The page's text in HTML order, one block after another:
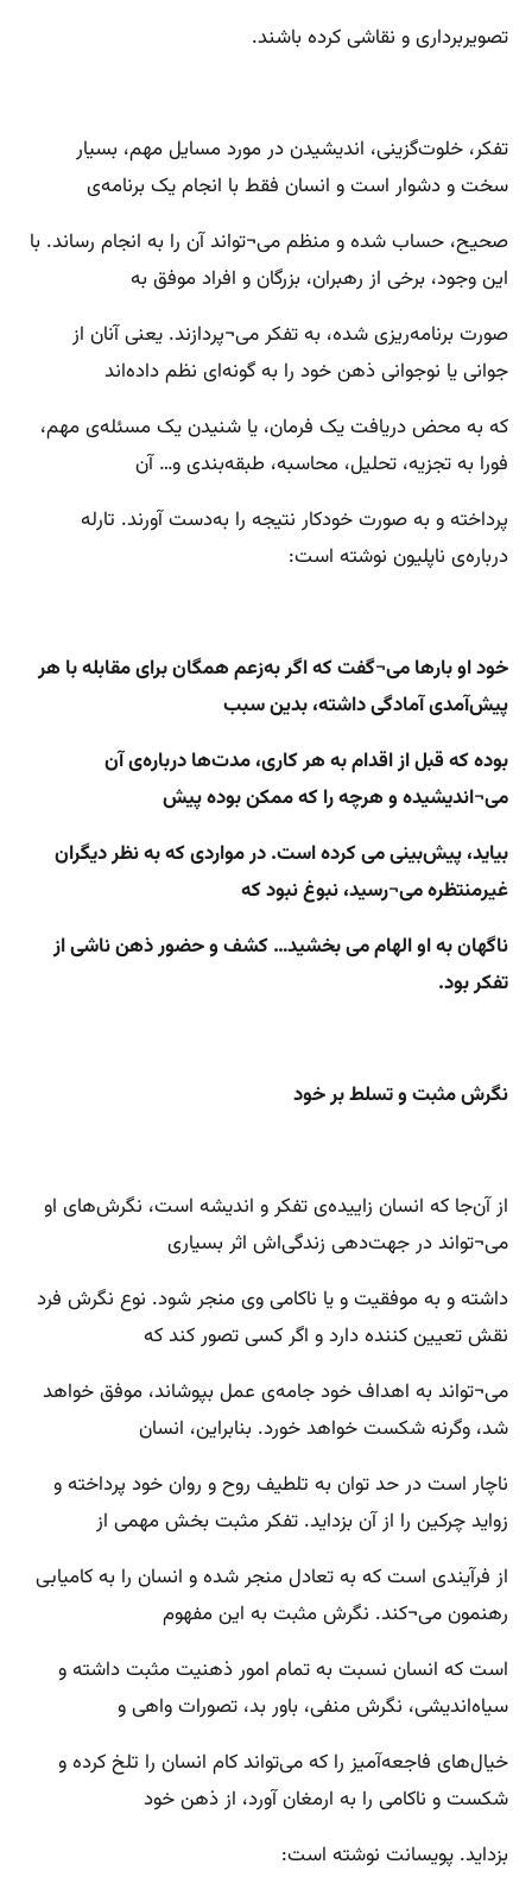
تصویربرداری و نقاشی کرده باشند.
تفکر، خلوت‌گزینی، اندیشیدن در مورد مسایل مهم، بسیار
سخت و دشوار است و انسان فقط با انجام یک برنامه‌ی
صحیح، حساب شده و منظم می¬تواند آن را به انجام رساند. با
این وجود، برخی از رهبران، بزرگان و افراد موفق به
صورت برنامه‌ریزی شده، به تفکر می¬پردازند. یعنی آنان از
جوانی یا نوجوانی ذهن خود را به گونه‌ای نظم داده‌اند
که به محض دریافت یک فرمان، یا شنیدن یک مسئله‌ی مهم،
فورا به تجزیه، تحلیل، محاسبه، طبقه‌بندی و‌… آن
پرداخته و به صورت خودکار نتیجه را به‌دست آورند. تارله
در‌باره‌ی ناپلیون نوشته است:
خود او بارها می¬گفت که اگر به‌زعم همگان برای مقابله با هر
پیش‌آمدی آمادگی داشته، بدین سبب
بوده کهقبل از اقدام به هر کاری، مدت‌ها درباره‌ی آن
می¬اندیشیده و هر‌چه را که ممکن بوده پیش
بیاید، پیش‌بینیمی کرده است. در مواردی که به نظر دیگران
غیر‌منتظره می¬رسید، نبوغ نبود که
ناگهان به او الهاممی بخشید… کشف و حضور ذهن ناشی از
تفکر بود.
نگرش مثبت و تسلط بر خود
از آن‌جا که انسان زاییده‌ی تفکر و اندیشه است، نگرش‌های او
می¬تواند در جهت‌دهی زندگی‌اش اثر بسیاری
داشته و به موفقیت و یا ناکامی وی منجر شود. نوع نگرش فرد
نقش تعیین کننده دارد و اگر کسی تصور کند که
می¬تواند به اهداف خود جامه‌ی عمل بپوشاند، موفق خواهد
شد، وگرنه شکست خواهد خورد. بنابراین، انسان
ناچار است در حد توان به تلطیف روح و روان خود پرداخته و
زواید چرکین را از آن بزداید. تفکر مثبت بخش مهمی از
از فرآیندی است که به تعادل منجر شده و انسان را به کامیابی
رهنمون می¬کند. نگرش مثبت به این مفهوم
است که انسان نسبت به تمام امور ذهنیت مثبت داشته و
سیاه‌اندیشی، نگرش منفی، باور بد، تصورات واهی و
خیال‌های فاجعه‌آمیز را که می‌تواند کام انسان را تلخ کرده و
شکست و ناکامی را به ارمغان آورد، از ذهن خود
بزداید. پویسانت نوشته است: